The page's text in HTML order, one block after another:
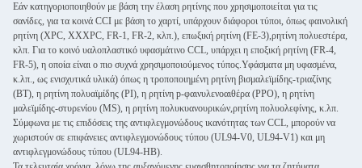
Εάν κατηγοριοποιηθούν με βάση την έλαση ρητίνης που χρησιμοποιείται για τις
σανίδες, για τα κοινά CCI με βάση το χαρτί, υπάρχουν διάφοροι τύποι, όπως φαινολική
ρητίνη (XPC, XXXPC, FR-1, FR-2, κλπ.), επωξική ρητίνη (FE-3),ρητίνη πολυεστέρα,
κλπ. Για το κοινό υαλοπλαστικό υφασμάτινο CCL, υπάρχει η εποξική ρητίνη (FR-4,
FR-5), η οποία είναι ο πιο συχνά χρησιμοποιούμενος τύπος.Υφάσματα μη υφασμένα,
κ.λπ., ως ενισχυτικά υλικά) όπως η τροποποιημένη ρητίνη βισμαλεϊμίδης-τριαζίνης
(BT), η ρητίνη πολυαϊμίδης (PI), η ρητίνη p-φαινυλενοαιθέρα (PPO), η ρητίνη
μαλεϊμίδης-στυρενίου (MS), η ρητίνη πολυκυανουρικών,ρητίνη πολυολεφίνης, κ.λπ.
Σύμφωνα με τις επιδόσεις της αντιφλεγμονώδους ικανότητας των CCL, μπορούν να
χωριστούν σε επιφάνειες αντιφλεγμονώδους τύπου (UL94-V0, UL94-V1) και μη
αντιφλεγμονώδους τύπου (UL94-HB).